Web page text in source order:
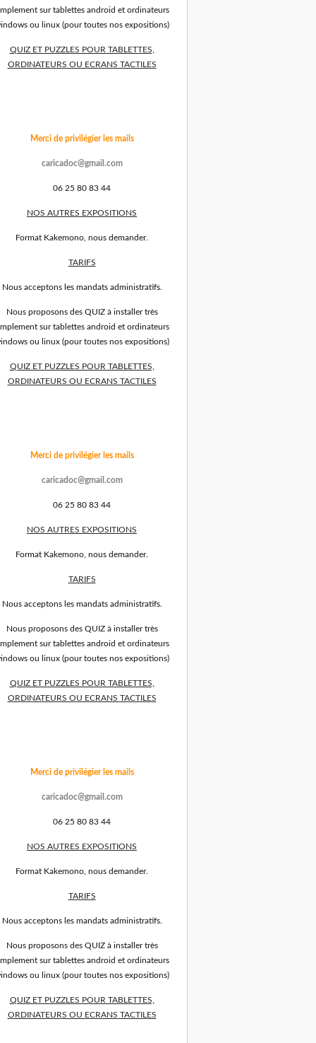
sur tablettes android et ordinateurs
ou linux (pour toutes nos expositions)
QUIZ ET PUZZLES POUR TABLETTES,
ORDINATEURS OU ECRANS TACTILES
Merci de privilégier les mails
caricadoc@gmail.com
06 25 80 83 44
NOS AUTRES EXPOSITIONS
Format Kakemono, nous demander.
TARIFS
Nous acceptons les mandats administratifs.
Nous proposons des QUIZ à installer très
sur tablettes android et ordinateurs
ou linux (pour toutes nos expositions)
QUIZ ET PUZZLES POUR TABLETTES,
ORDINATEURS OU ECRANS TACTILES
Merci de privilégier les mails
caricadoc@gmail.com
06 25 80 83 44
NOS AUTRES EXPOSITIONS
Format Kakemono, nous demander.
TARIFS
Nous acceptons les mandats administratifs.
Nous proposons des QUIZ à installer très
sur tablettes android et ordinateurs
ou linux (pour toutes nos expositions)
QUIZ ET PUZZLES POUR TABLETTES,
ORDINATEURS OU ECRANS TACTILES
Merci de privilégier les mails
caricadoc@gmail.com
06 25 80 83 44
NOS AUTRES EXPOSITIONS
Format Kakemono, nous demander.
TARIFS
Nous acceptons les mandats administratifs.
Nous proposons des QUIZ à installer très
sur tablettes android et ordinateurs
ou linux (pour toutes nos expositions)
QUIZ ET PUZZLES POUR TABLETTES,
ORDINATEURS OU ECRANS TACTILES